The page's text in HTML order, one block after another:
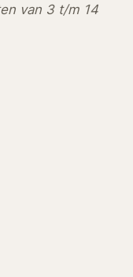
van 3 t/m 14